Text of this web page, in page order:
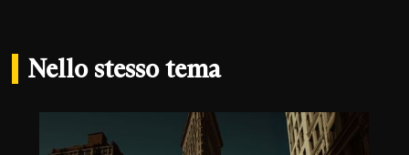
Nello stesso tema